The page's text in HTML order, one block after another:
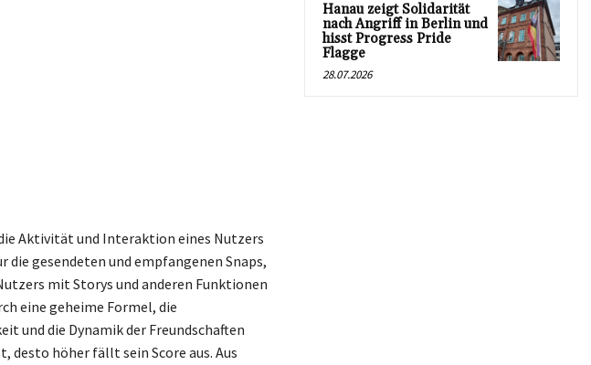
Aktivität und Interaktion eines Nutzers
gesendeten und empfangenen Snaps,
mit Storys und anderen Funktionen
eine geheime Formel, die
und die Dynamik der Freundschaften
desto höher fällt sein Score aus. Aus
Hanau zeigt Solidarität
nach Angriff in Berlin und
hisst Progress Pride
Flagge
28.07.2026